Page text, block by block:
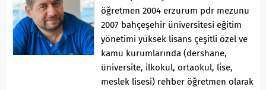
öğretmen 2004 erzurum pdr mezunu
2007 bahçeşehir üniversitesi eğitim
yönetimi yüksek lisans çeşitli özel ve
kamu kurumlarında (dershane,
üniversite, ilkokul, ortaokul, lise,
meslek lisesi) rehber öğretmen olarak